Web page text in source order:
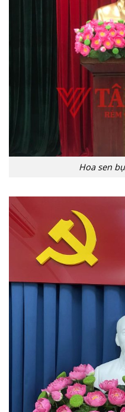
Hoa sen